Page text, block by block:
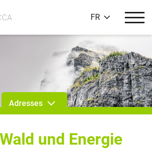
FR
Adresses
und Energie